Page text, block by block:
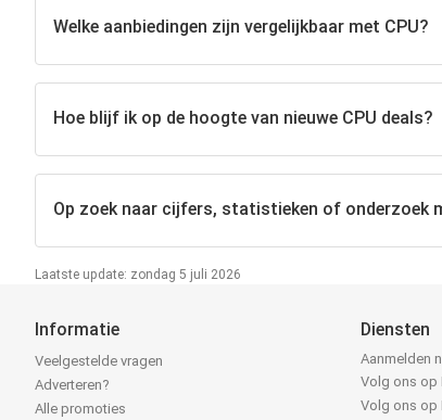
Welke aanbiedingen zijn vergelijkbaar met CPU?
Hoe blijf ik op de hoogte van nieuwe CPU deals?
Op zoek naar cijfers, statistieken of onderzoek
Laatste update: zondag 5 juli 2026
Informatie
Veelgestelde vragen
Adverteren?
Alle promoties
Diensten
Aanmelden
Volg ons op
Volg ons op